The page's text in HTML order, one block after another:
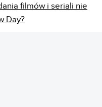
filmów i seriali nie
Day?